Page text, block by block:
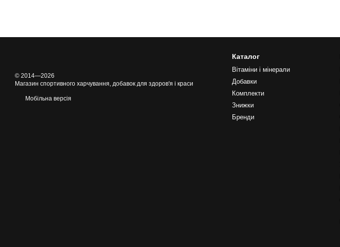
© 2014—2026
Магазин спортивного харчування, добавок для здоров'я і краси
Мобільна версія
Каталог
Вітаміни і мінерали
Добавки
Комплекти
Знижки
Бренди